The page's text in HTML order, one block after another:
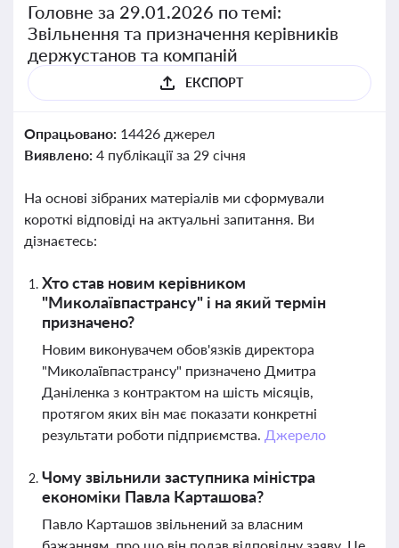
Головне за 29.01.2026 по темі:
Звільнення та призначення керівників
держустанов та компаній
ЕКСПОРТ
Опрацьовано: 14426 джерел
Виявлено: 4 публікації за 29 січня
На основі зібраних матеріалів ми сформували
короткі відповіді на актуальні запитання. Ви
дізнаєтесь:
Хто став новим керівником
"Миколаївпастрансу" і на який термін
призначено?
Новим виконувачем обов'язків директора
"Миколаївпастрансу" призначено Дмитра
Даніленка з контрактом на шість місяців,
протягом яких він має показати конкретні
результати роботи підприємства. Джерело
Чому звільнили заступника міністра
економіки Павла Карташова?
Павло Карташов звільнений за власним